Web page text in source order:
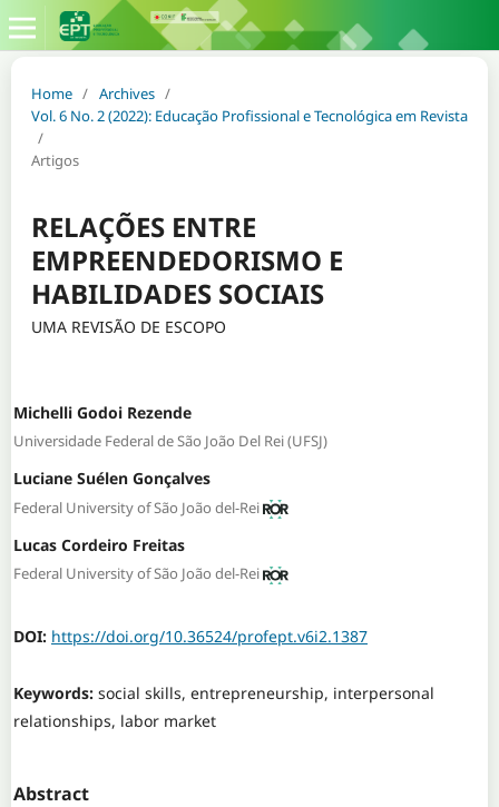
Home / Archives /
Vol. 6 No. 2 (2022): Educação Profissional e Tecnológica em Revista
/
Artigos
RELAÇÕES ENTRE
EMPREENDEDORISMO E
HABILIDADES SOCIAIS
UMA REVISÃO DE ESCOPO
Michelli Godoi Rezende
Universidade Federal de São João Del Rei (UFSJ)
Luciane Suélen Gonçalves
Federal University of São João del-Rei
Lucas Cordeiro Freitas
Federal University of São João del-Rei
DOI: https://doi.org/10.36524/profept.v6i2.1387
Keywords: social skills, entrepreneurship, interpersonal
relationships, labor market
Abstract